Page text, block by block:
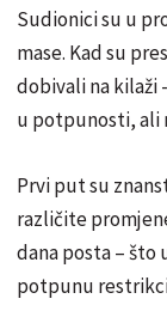
Sudionici su u
mase. Kad su
dobivali na kilaži
u potpunosti, ali
Prvi put su
različite
dana posta – što
potpunu